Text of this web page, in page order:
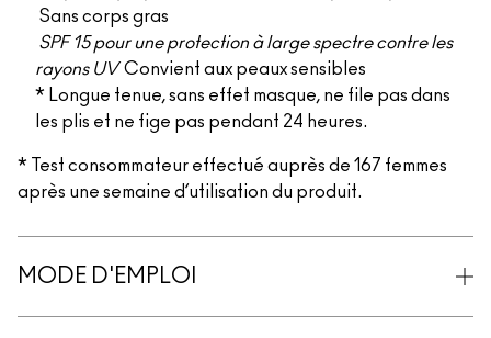
Sans corps gras
SPF 15 pour une protection à large spectre contre les
rayons UVConvient aux peaux sensibles
* Longue tenue, sans effet masque, ne file pas dans
les plis et ne fige pas pendant 24 heures.
* Test consommateur effectué auprès de 167 femmes
après une semaine d’utilisation du produit.
MODE D'EMPLOI